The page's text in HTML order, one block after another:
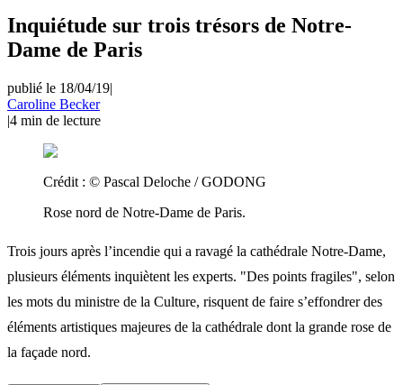
Inquiétude sur trois trésors de Notre-
Dame de Paris
publié le 18/04/19|
Caroline Becker
|4 min de lecture
Crédit : © Pascal Deloche / GODONG
Rose nord de Notre-Dame de Paris.
Trois jours après l’incendie qui a ravagé la cathédrale Notre-Dame,
plusieurs éléments inquiètent les experts. "Des points fragiles", selon
les mots du ministre de la Culture, risquent de faire s’effondrer des
éléments artistiques majeures de la cathédrale dont la grande rose de
la façade nord.